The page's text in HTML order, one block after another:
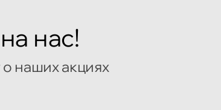
нас!
наших акциях